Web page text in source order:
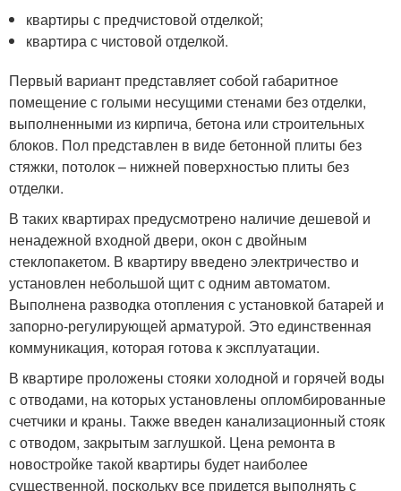
квартиры с предчистовой отделкой;
квартира с чистовой отделкой.
Первый вариант представляет собой габаритное
помещение с голыми несущими стенами без отделки,
выполненными из кирпича, бетона или строительных
блоков. Пол представлен в виде бетонной плиты без
стяжки, потолок – нижней поверхностью плиты без
отделки.
В таких квартирах предусмотрено наличие дешевой и
ненадежной входной двери, окон с двойным
стеклопакетом. В квартиру введено электричество и
установлен небольшой щит с одним автоматом.
Выполнена разводка отопления с установкой батарей и
запорно-регулирующей арматурой. Это единственная
коммуникация, которая готова к эксплуатации.
В квартире проложены стояки холодной и горячей воды
с отводами, на которых установлены опломбированные
счетчики и краны. Также введен канализационный стояк
с отводом, закрытым заглушкой. Цена ремонта в
новостройке такой квартиры будет наиболее
существенной, поскольку все придется выполнять с